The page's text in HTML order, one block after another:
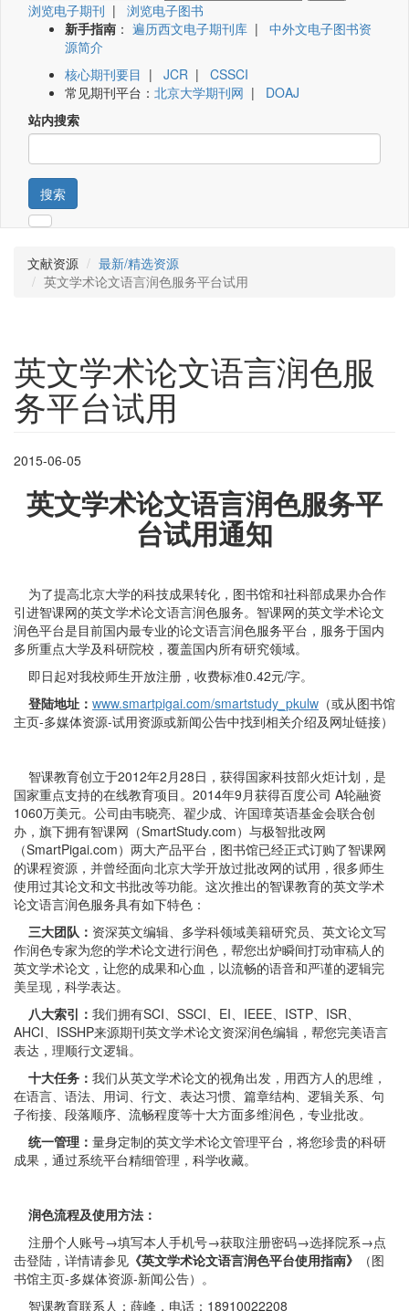
浏览电子期刊 | 浏览电子图书
新手指南 ： 遍历西文电子期刊库 | 中外文电子图书资
源简介
核心期刊要目 | JCR | CSSCI
常见期刊平台： 北京大学期刊网 | DOAJ
站内搜索
搜索
文献资源
最新/精选资源
英文学术论文语言润色服务平台试用
英文学术论文语言润色服
务平台试用
2015-06-05
英文学术论文语言润色服务平
台试用通知
为了提高北京大学的科技成果转化，图书馆和社科部成果办合作
引进智课网的英文学术论文语言润色服务。智课网的英文学术论文
润色平台是目前国内最专业的论文语言润色服务平台，服务于国内
多所重点大学及科研院校，覆盖国内所有研究领域。
即日起对我校师生开放注册，收费标准0.42元/字。
登陆地址： www.smartpigai.com/smartstudy_pkulw （或从图书馆
主页-多媒体资源-试用资源或新闻公告中找到相关介绍及网址链接）
智课教育创立于2012年2月28日，获得国家科技部火炬计划，是
国家重点支持的在线教育项目。2014年9月获得百度公司 A轮融资
1060万美元。公司由韦晓亮、翟少成、许国璋英语基金会联合创
办，旗下拥有智课网（SmartStudy.com）与极智批改网
（SmartPigai.com）两大产品平台，图书馆已经正式订购了智课网
的课程资源，并曾经面向北京大学开放过批改网的试用，很多师生
使用过其论文和文书批改等功能。这次推出的智课教育的英文学术
论文语言润色服务具有如下特色：
三大团队： 资深英文编辑、多学科领域美籍研究员、英文论文写
作润色专家为您的学术论文进行润色，帮您出炉瞬间打动审稿人的
英文学术论文，让您的成果和心血，以流畅的语音和严谨的逻辑完
美呈现，科学表达。
八大索引： 我们拥有SCI、SSCI、EI、IEEE、ISTP、ISR、
AHCI、ISSHP来源期刊英文学术论文资深润色编辑，帮您完美语言
表达，理顺行文逻辑。
十大任务： 我们从英文学术论文的视角出发，用西方人的思维，
在语言、语法、用词、行文、表达习惯、篇章结构、逻辑关系、句
子衔接、段落顺序、流畅程度等十大方面多维润色，专业批改。
统一管理： 量身定制的英文学术论文管理平台，将您珍贵的科研
成果，通过系统平台精细管理，科学收藏。
润色流程及使用方法：
注册个人账号→填写本人手机号→获取注册密码→选择院系→点
击登陆，详情请参见 《英文学术论文语言润色平台使用指南》
（图
书馆主页-多媒体资源-新闻公告）。
智课教育联系人：薛峰，电话：18910022208